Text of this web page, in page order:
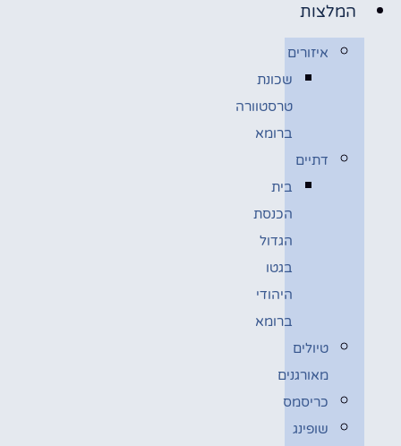
המלצות
איזורים
שכונת
טרסטוורה
ברומא
דתיים
בית
הכנסת
הגדול
בגטו
היהודי
ברומא
טיולים
מאורגנים
כריסמס
שופינג